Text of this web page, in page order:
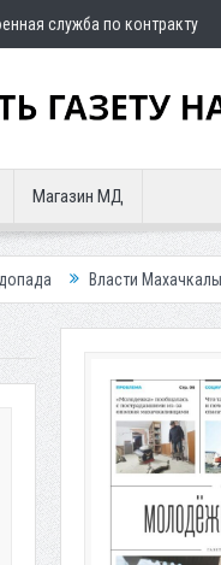
служба по контракту
Магазин МД
Махачкалы планирует